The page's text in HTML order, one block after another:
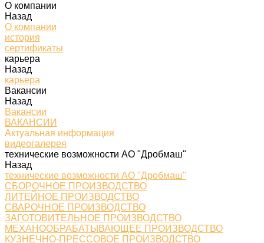
О компании
Назад
О компании
история
сертификаты
карьера
Назад
карьера
Вакансии
Назад
Вакансии
ВАКАНСИИ
Актуальная информация
видеогалерея
технические возможности АО "Дробмаш"
Назад
технические возможности АО "Дробмаш"
СБОРОЧНОЕ ПРОИЗВОДСТВО
ЛИТЕЙНОЕ ПРОИЗВОДСТВО
СВАРОЧНОЕ ПРОИЗВОДСТВО
ЗАГОТОВИТЕЛЬНОЕ ПРОИЗВОДСТВО
МЕХАНООБРАБАТЫВАЮЩЕЕ ПРОИЗВОДСТВО
КУЗНЕЧНО-ПРЕССОВОЕ ПРОИЗВОДСТВО